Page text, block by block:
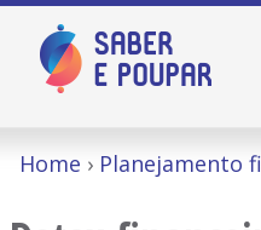
Home Planejamento